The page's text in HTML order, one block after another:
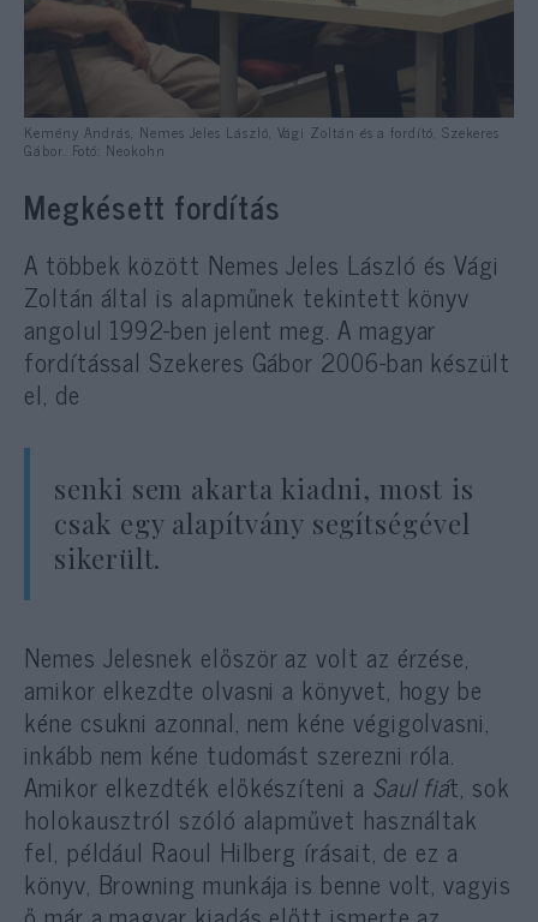
Kemény András, Nemes Jeles László, Vági Zoltán és a fordító, Szekeres
Gábor. Fotó: Neokohn
Megkésett fordítás
A többek között Nemes Jeles László és Vági
Zoltán által is alapműnek tekintett könyv
angolul 1992-ben jelent meg. A magyar
fordítással Szekeres Gábor 2006-ban készült
el, de
senki sem akarta kiadni, most is
csak egy alapítvány segítségével
sikerült.
Nemes Jelesnek először az volt az érzése,
amikor elkezdte olvasni a könyvet, hogy be
kéne csukni azonnal, nem kéne végigolvasni,
inkább nem kéne tudomást szerezni róla.
Amikor elkezdték előkészíteni a Saul fiát, sok
holokausztról szóló alapművet használtak
fel, például Raoul Hilberg írásait, de ez a
könyv, Browning munkája is benne volt, vagyis